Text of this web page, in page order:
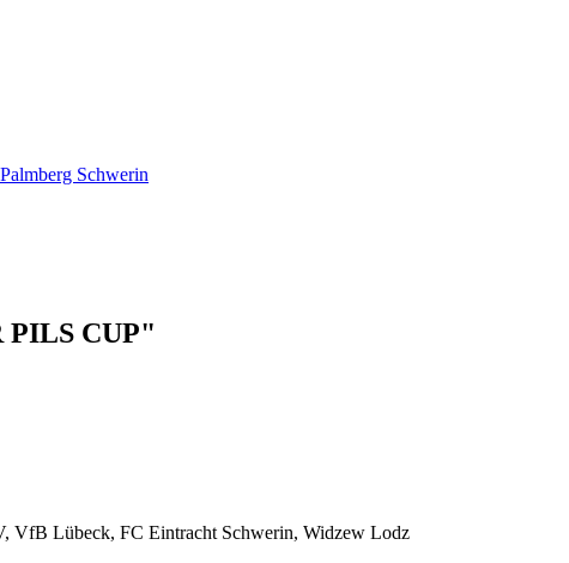
Schwerin
CUP"
VfB Lübeck, FC Eintracht Schwerin, Widzew Lodz